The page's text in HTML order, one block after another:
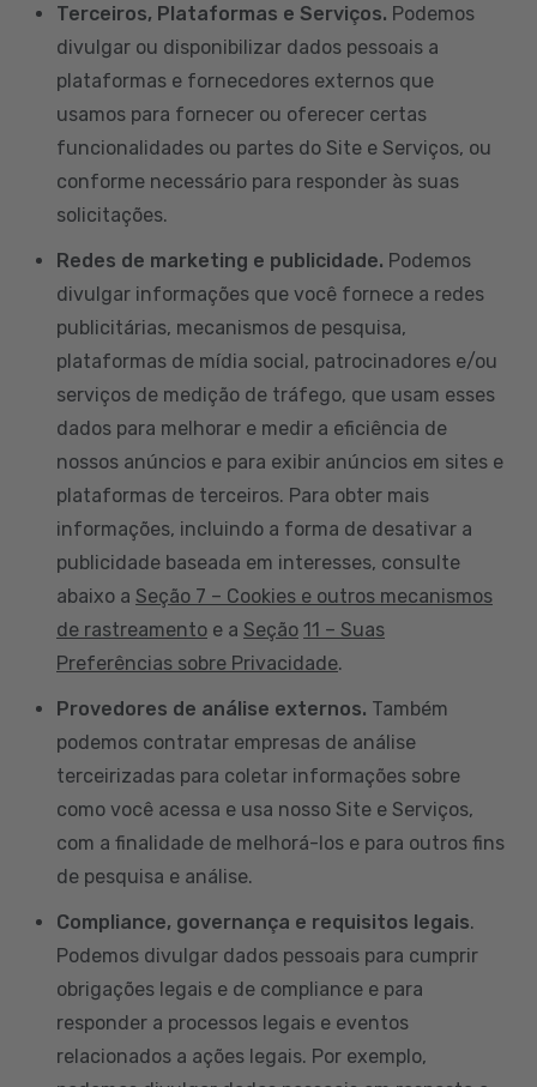
Terceiros, Plataformas e Serviços. Podemos
divulgar ou disponibilizar dados pessoais a
plataformas e fornecedores externos que
usamos para fornecer ou oferecer certas
funcionalidades ou partes do Site e Serviços, ou
conforme necessário para responder às suas
solicitações.
Redes de marketing e publicidade. Podemos
divulgar informações que você fornece a redes
publicitárias, mecanismos de pesquisa,
plataformas de mídia social, patrocinadores e/ou
serviços de medição de tráfego, que usam esses
dados para melhorar e medir a eficiência de
nossos anúncios e para exibir anúncios em sites e
plataformas de terceiros. Para obter mais
informações, incluindo a forma de desativar a
publicidade baseada em interesses, consulte
abaixo a Seção 7 – Cookies e outros mecanismos
de rastreamento e a Seção 11 – Suas
Preferências sobre Privacidade.
Provedores de análise externos. Também
podemos contratar empresas de análise
terceirizadas para coletar informações sobre
como você acessa e usa nosso Site e Serviços,
com a finalidade de melhorá-los e para outros fins
de pesquisa e análise.
Compliance, governança e requisitos legais.
Podemos divulgar dados pessoais para cumprir
obrigações legais e de compliance e para
responder a processos legais e eventos
relacionados a ações legais. Por exemplo,